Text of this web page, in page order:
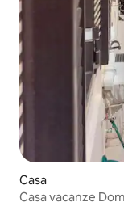
Casa
Casa vacanze